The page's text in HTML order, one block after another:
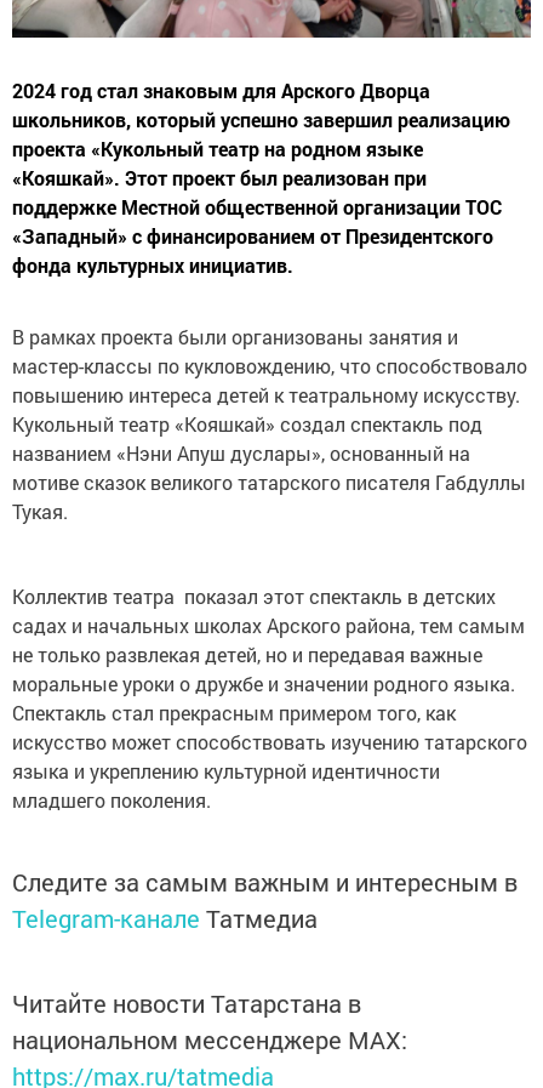
школьников, который успешно завершил реализацию
проекта «Кукольный театр на родном языке
«Кояшкай». Этот проект был реализован при
поддержке Местной общественной организации ТОС
«Западный» с финансированием от Президентского
фонда культурных инициатив.
мастер-классы по кукловождению, что способствовало
повышению интереса детей к театральному искусству.
Кукольный театр «Кояшкай» создал спектакль под
названием «Нэни Апуш дуслары», основанный на
мотиве сказок великого татарского писателя Габдуллы
Тукая.
садах и начальных школах Арского района, тем самым
не только развлекая детей, но и передавая важные
моральные уроки о дружбе и значении родного языка.
Спектакль стал прекрасным примером того, как
искусство может способствовать изучению татарского
языка и укреплению культурной идентичности
младшего поколения.
Telegram-каналеТатмедиа
Читайте новости Татарстана в
национальном мессенджере MАХ:
https://max.ru/tatmedia